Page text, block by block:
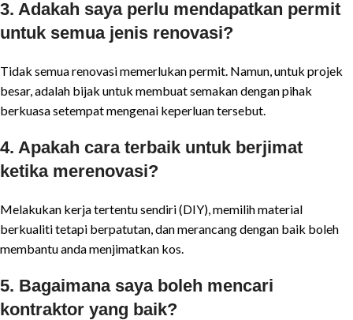
3. Adakah saya perlu mendapatkan permit
untuk semua jenis renovasi?
Tidak semua renovasi memerlukan permit. Namun, untuk projek
besar, adalah bijak untuk membuat semakan dengan pihak
berkuasa setempat mengenai keperluan tersebut.
4. Apakah cara terbaik untuk berjimat
ketika merenovasi?
Melakukan kerja tertentu sendiri (DIY), memilih material
berkualiti tetapi berpatutan, dan merancang dengan baik boleh
membantu anda menjimatkan kos.
5. Bagaimana saya boleh mencari
kontraktor yang baik?